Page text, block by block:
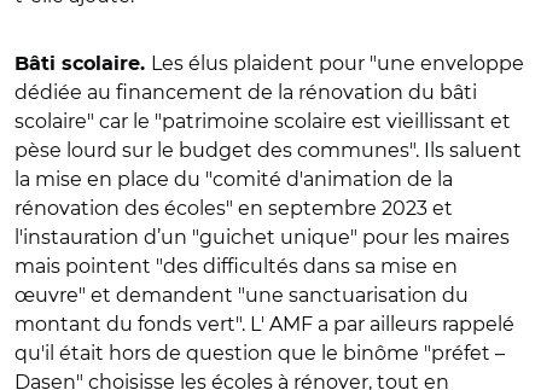
Bâti scolaire. Les élus plaident pour "une enveloppe
dédiée au financement de la rénovation du bâti
scolaire" car le "patrimoine scolaire est vieillissant et
pèse lourd sur le budget des communes". Ils saluent
la mise en place du "comité d'animation de la
rénovation des écoles" en septembre 2023 et
l'instauration d’un "guichet unique" pour les maires
mais pointent "des difficultés dans sa mise en
œuvre" et demandent "une sanctuarisation du
montant du fonds vert". L' AMF a par ailleurs rappelé
qu'il était hors de question que le binôme "préfet –
Dasen" choisisse les écoles à rénover, tout en